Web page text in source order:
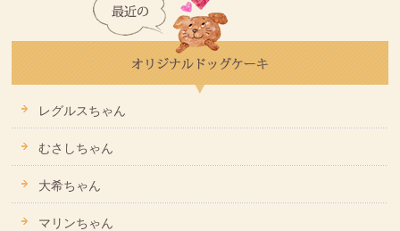
レグルスちゃん
むさしちゃん
大希ちゃん
マリンちゃん